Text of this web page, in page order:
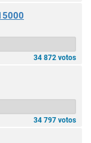
34 872 votos
34 797 votos